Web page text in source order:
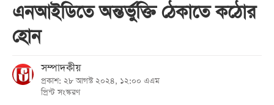
প্রচ্ছদ
জাতীয়
রাজনীতি
অর্থনীতি
এনআইডিতে অন্তর্ভুক্তি ঠেকাতে কঠোর
হোন
সম্পাদকীয়
প্রকাশ: ২৮ আগস্ট ২০২৪, ১২:০০ এএম
প্রিন্ট সংস্করণ